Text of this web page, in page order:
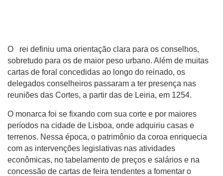
O rei definiu uma orientação clara para os conselhos,
sobretudo para os de maior peso urbano. Além de muitas
cartas de foral concedidas ao longo do reinado, os
delegados conselheiros passaram a ter presença nas
reuniões das Cortes, a partir das de Leiria, em 1254.
O monarca foi se fixando com sua corte e por maiores
períodos na cidade de Lisboa, onde adquiriu casas e
terrenos. Nessa época, o patrimônio da coroa enriquecia
com as intervenções legislativas nas atividades
econômicas, no tabelamento de preços e salários e na
concessão de cartas de feira tendentes a fomentar o